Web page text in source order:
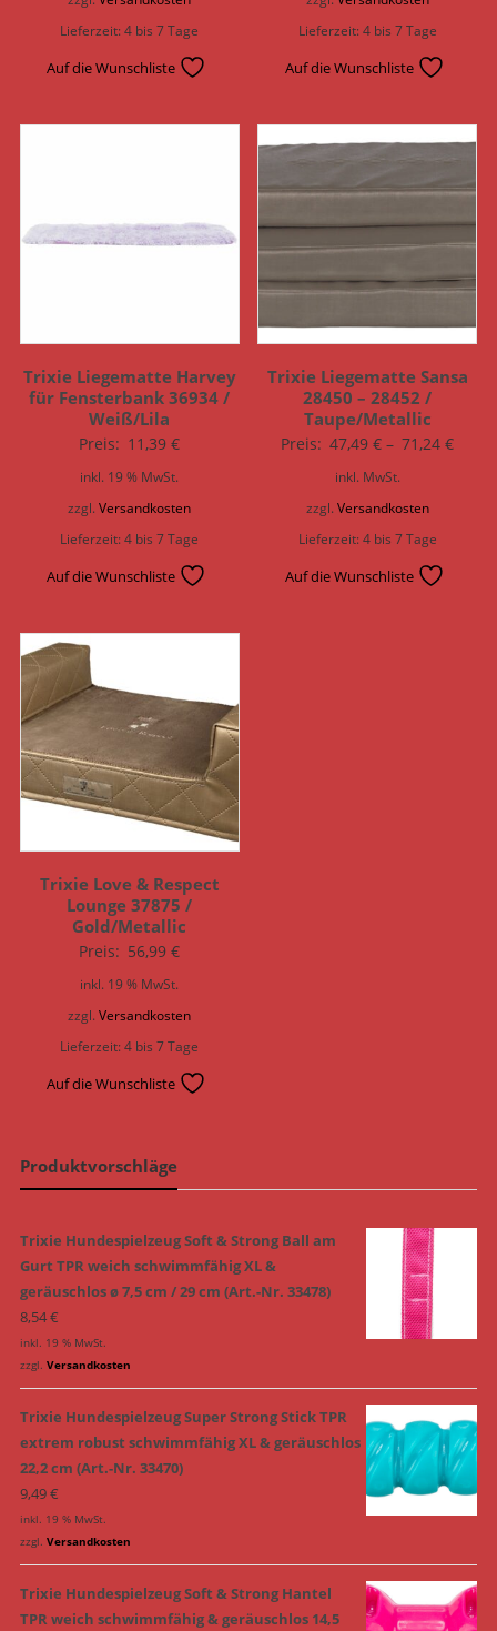
Lieferzeit:4 bis 7 Tage
Auf die Wunschliste
Lieferzeit:4 bis 7 Tage
Auf die Wunschliste
Trixie Liegematte Harvey
für Fensterbank 36934 /
Weiß/Lila
Preis: 11,39€
inkl. 19 % MwSt.
zzgl.Versandkosten
Lieferzeit:4 bis 7 Tage
Auf die Wunschliste
Trixie Liegematte Sansa
28450 – 28452 /
Taupe/Metallic
Preis: 47,49€ – 71,24€
inkl. MwSt.
zzgl. Versandkosten
Lieferzeit:4 bis 7 Tage
Auf die Wunschliste
Trixie Love & Respect
Lounge 37875 /
Gold/Metallic
Preis: 56,99€
inkl. 19 % MwSt.
zzgl.Versandkosten
Lieferzeit:4 bis 7 Tage
Auf die Wunschliste
Produktvorschläge
Trixie Hundespielzeug Soft & Strong Ball am
Gurt TPR weich schwimmfähig XL &
geräuschlos ø 7,5 cm / 29 cm (Art.-Nr. 33478)
8,54€
inkl. 19 % MwSt.
zzgl. Versandkosten
Trixie Hundespielzeug Super Strong Stick TPR
extrem robust schwimmfähig XL & geräuschlos
22,2 cm (Art.-Nr. 33470)
9,49€
inkl. 19 % MwSt.
zzgl. Versandkosten
Trixie Hundespielzeug Soft & Strong Hantel
TPR weich schwimmfähig & geräuschlos 14,5